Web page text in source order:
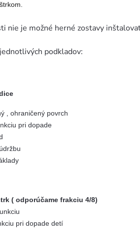
nie je možné herné zostavy
podkladov:
, ohraničený povrch
pri dopade
( odporúčame frakciu 4/8)
pri dopade detí